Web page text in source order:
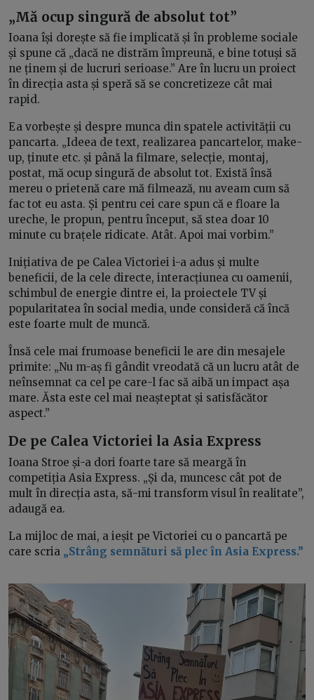
„Mă ocup singură de absolut tot”
Ioana își dorește să fie implicată și în probleme sociale
și spune că „dacă ne distrăm împreună, e bine totuși să
ne ținem și de lucruri serioase.” Are în lucru un proiect
în direcția asta și speră să se concretizeze cât mai
rapid.
Ea vorbește și despre munca din spatele activității cu
pancarta. „Ideea de text, realizarea pancartelor, make-
up, ținute etc. și până la filmare, selecție, montaj,
postat, mă ocup singură de absolut tot. Există însă
mereu o prietenă care mă filmează, nu aveam cum să
fac tot eu asta. Și pentru cei care spun că e floare la
ureche, le propun, pentru început, să stea doar 10
minute cu brațele ridicate. Atât. Apoi mai vorbim.”
Inițiativa de pe Calea Victoriei i-a adus și multe
beneficii, de la cele directe, interacțiunea cu oamenii,
schimbul de energie dintre ei, la proiectele TV și
popularitatea în social media, unde consideră că încă
este foarte mult de muncă.
Însă cele mai frumoase beneficii le are din mesajele
primite: „Nu m-aș fi gândit vreodată că un lucru atât de
neînsemnat ca cel pe care-l fac să aibă un impact așa
mare. Ăsta este cel mai neașteptat și satisfăcător
aspect.”
De pe Calea Victoriei la Asia Express
Ioana Stroe și-a dori foarte tare să meargă în
competiția Asia Express. „Și da, muncesc cât pot de
mult în direcția asta, să-mi transform visul în realitate”,
adaugă ea.
La mijloc de mai, a ieșit pe Victoriei cu o pancartă pe
care scria „Strâng semnături să plec în Asia Express.”